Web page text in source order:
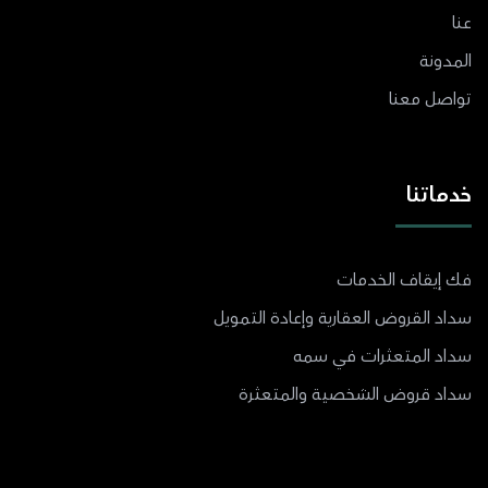
عنا
المدونة
تواصل معنا
خدماتنا
فك إيقاف الخدمات
سداد القروض العقارية وإعادة التمويل
سداد المتعثرات في سمه
سداد قروض الشخصية والمتعثرة